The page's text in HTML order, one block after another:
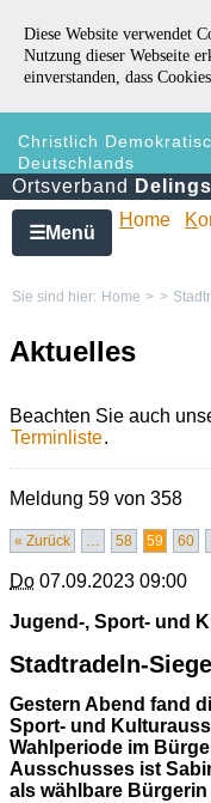
Diese Website verwendet
Nutzung dieser Webseite
einverstanden, dass
Christlich
Deutschlands
Ortsverband
☰Menü
Home K
Sie sind hier: Home > >
Aktuelles
Beachten Sie auch
Terminliste.
Meldung 59 von 358
« Zurück … 58 59 60
Do 07.09.2023 09:00
Jugend-, Sport- und
Stadtradeln-
Gestern Abend fand
Sport- und
Wahlperiode im
Ausschusses ist
als wählbare